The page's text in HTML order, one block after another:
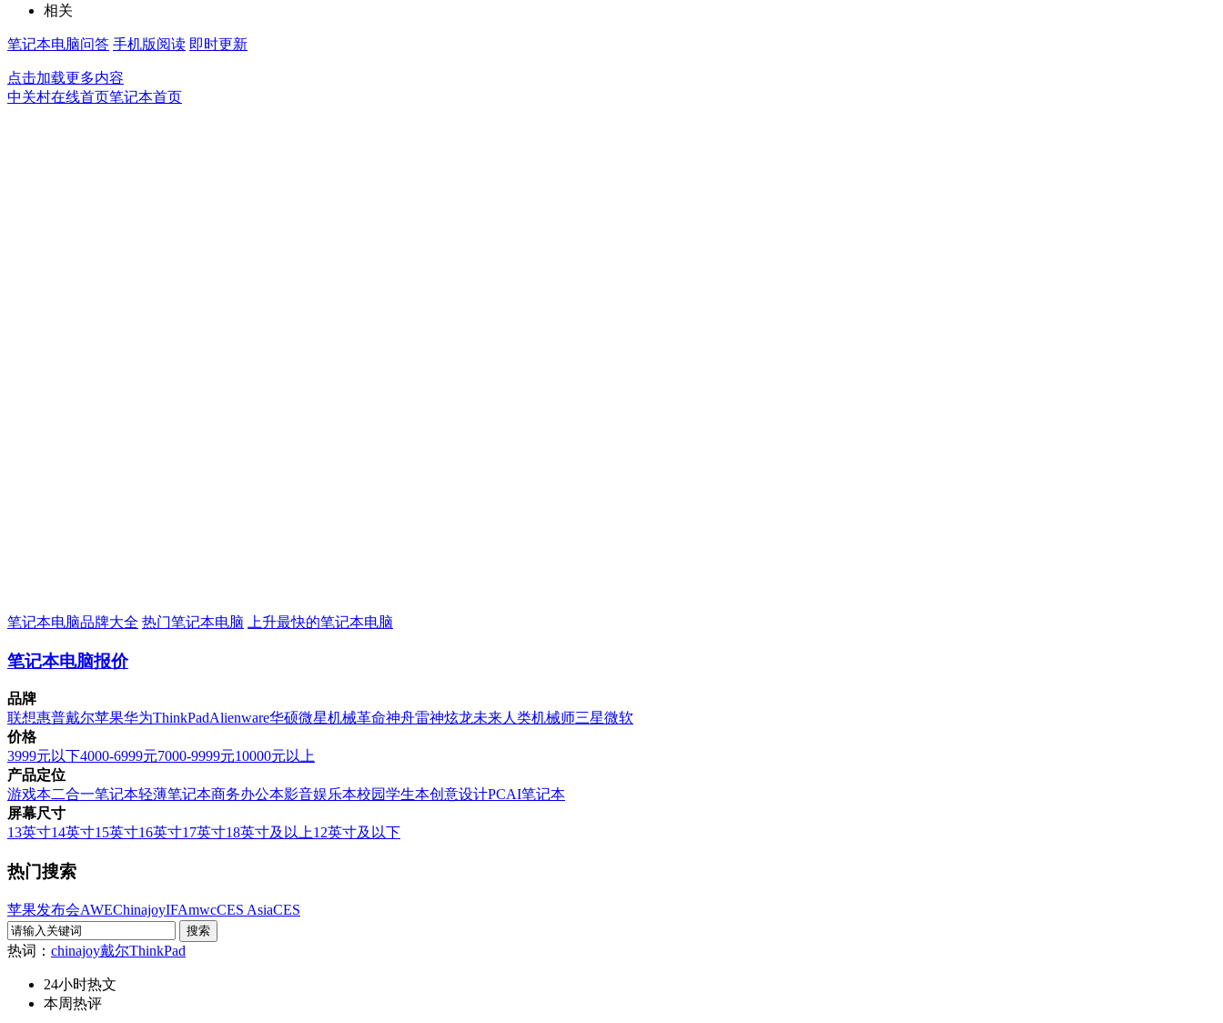
相关
笔记本电脑问答 手机版阅读 即时更新
点击加载更多内容
中关村在线首页笔记本首页
笔记本电脑品牌大全 热门笔记本电脑 上升最快的笔记本电脑
笔记本电脑报价
品牌
联想惠普戴尔苹果华为ThinkPadAlienware华硕微星机械革命神舟雷神炫龙未来人类机械师三星微软
价格
3999元以下4000-6999元7000-9999元10000元以上
产品定位
游戏本二合一笔记本轻薄笔记本商务办公本影音娱乐本校园学生本创意设计PCAI笔记本
屏幕尺寸
13英寸14英寸15英寸16英寸17英寸18英寸及以上12英寸及以下
热门搜索
苹果发布会AWEChinajoyIFAmwcCES AsiaCES
热词： chinajoy戴尔ThinkPad
24小时热文
本周热评